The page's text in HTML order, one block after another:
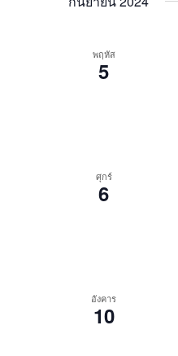
พฤหัส
5
ศุกร์
6
อังคาร
10